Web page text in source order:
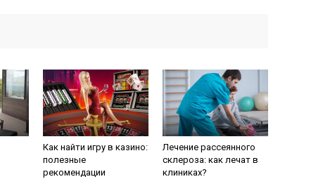
Как найти игру в казино:
полезные
рекомендации
Лечение рассеянного
склероза: как лечат в
клиниках?